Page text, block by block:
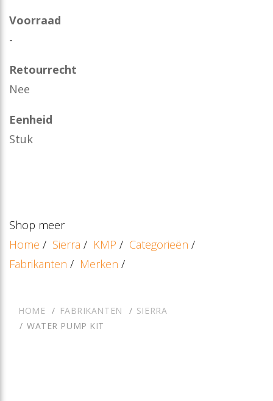
Voorraad
-
Retourrecht
Nee
Eenheid
Stuk
Shop meer
Home / Sierra / KMP / Categorieën /
Fabrikanten / Merken /
HOME FABRIKANTEN
SIERRA
WATER PUMP KIT